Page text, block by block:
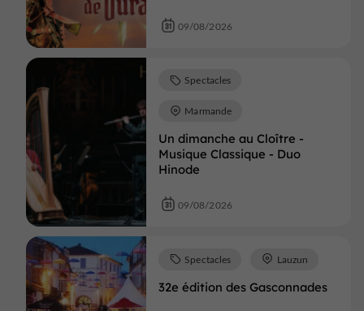
09/08/2026
Un dimanche au Cloître -
Musique Classique - Duo
Hinode
Spectacles
Marmande
09/08/2026
32e édition des Gasconnades
Spectacles Lauzun